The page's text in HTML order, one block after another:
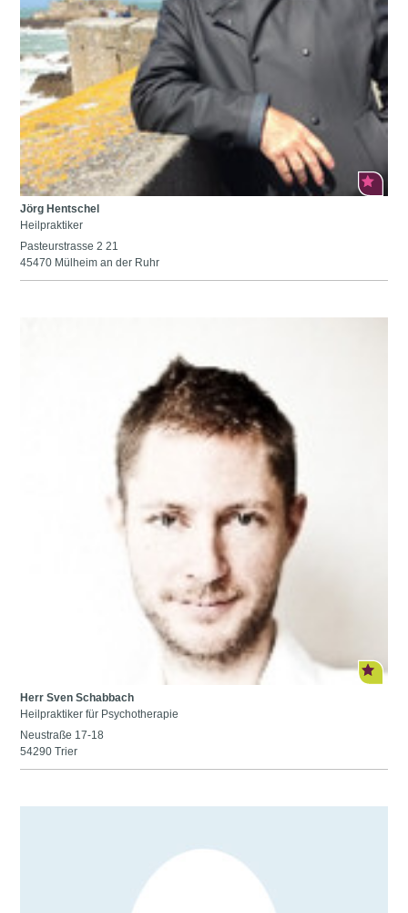
Jörg Hentschel
Heilpraktiker
Pasteurstrasse 2 21
45470 Mülheim an der Ruhr
Herr Sven Schabbach
Heilpraktiker für Psychotherapie
Neustraße 17-18
54290 Trier